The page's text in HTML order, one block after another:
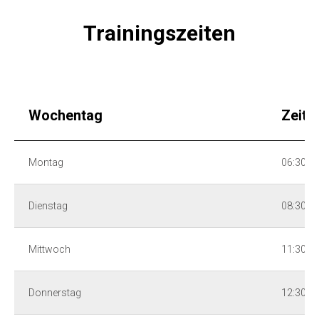
Trainingszeiten
Wochentag Zeit
Montag 06:30 -
Dienstag 08:30 -
Mittwoch 11:30 -
Donnerstag 12:30 -